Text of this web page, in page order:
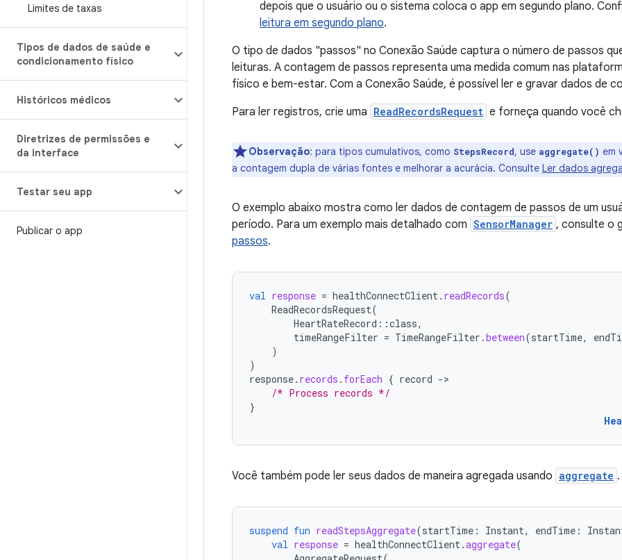
Limites de taxas
Tipos de dados de saúde e
condicionamento físico
Históricos médicos
Diretrizes de permissões e
da interface
Testar seu app
Publicar o app
depois que o usuário ou o sistema coloca o app em segundo plano.
leitura em segundo plano.
O tipo de dados "passos" no Conexão Saúde captura o número de passos
leituras. A contagem de passos representa uma medida comum nas
físico e bem-estar. Com a Conexão Saúde, é possível ler e gravar dados de
Para ler registros, crie uma ReadRecordsRequest e forneça quando você
Observação: para tipos cumulativos, como StepsRecord, use aggregate() em
a contagem dupla de várias fontes e melhorar a acurácia. Consulte Ler dados
O exemplo abaixo mostra como ler dados de contagem de passos de um
período. Para um exemplo mais detalhado com SensorManager , consulte o
passos.
val response = healthConnectClient. readRecords(
ReadRecordsRequest(
HeartRateRecord ::class,
timeRangeFilter = TimeRangeFilter .between(startTime,
)
)
response. records . forEach { record -
/* Process records */
}
Você também pode ler seus dados de maneira agregada usando aggregate .
suspend fun readStepsAggregate(startTime : Instant, endTime :
val response = healthConnectClient.aggregate(